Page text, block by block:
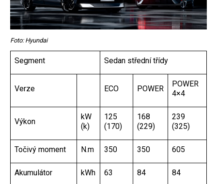
Foto: Hyundai
Segment Sedan střední třídy
Verze ECO POWER
POWER
4×4
Výkon
kW
(k)
125
(170)
168
(229)
239
(325)
Točivý moment N.m 350 350 605
Akumulátor kWh 63 84 84